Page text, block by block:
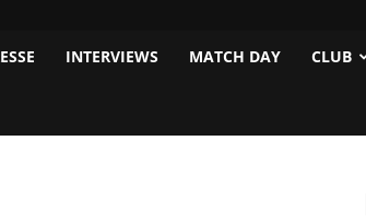
INTERVIEWS MATCH DAY CLUB